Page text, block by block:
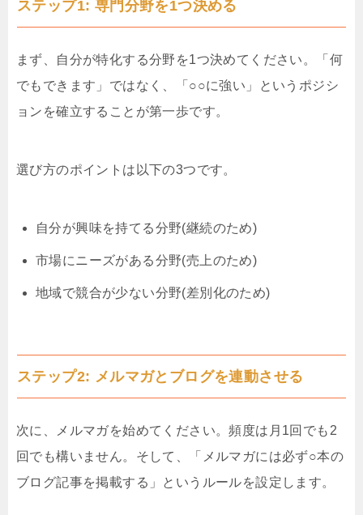
ステップ1: 専門分野を1つ決める
まず、自分が特化する分野を1つ決めてください。「何
でもできます」ではなく、「○○に強い」というポジシ
ョンを確立することが第一歩です。
選び方のポイントは以下の3つです。
自分が興味を持てる分野(継続のため)
市場にニーズがある分野(売上のため)
地域で競合が少ない分野(差別化のため)
ステップ2: メルマガとブログを連動させる
次に、メルマガを始めてください。頻度は月1回でも2
回でも構いません。そして、「メルマガには必ず○本の
ブログ記事を掲載する」というルールを設定します。